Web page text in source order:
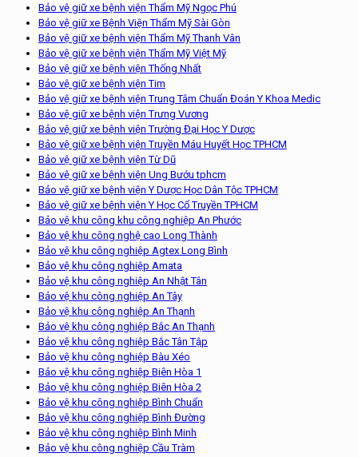
Bảo vệ giữ xe bệnh viện Thẩm Mỹ Ngọc Phú
Bảo vệ giữ xe Bệnh Viện Thẩm Mỹ Sài Gòn
Bảo vệ giữ xe bệnh viện Thẩm Mỹ Thanh Vân
Bảo vệ giữ xe bệnh viện Thẩm Mỹ Việt Mỹ
Bảo vệ giữ xe bệnh viện Thống Nhất
Bảo vệ giữ xe bệnh viện Tim
Bảo vệ giữ xe bệnh viện Trung Tâm Chuẩn Đoán Y Khoa Medic
Bảo vệ giữ xe bệnh viện Trưng Vương
Bảo vệ giữ xe bệnh viện Trường Đại Học Y Dược
Bảo vệ giữ xe bệnh viện Truyền Máu Huyết Học TPHCM
Bảo vệ giữ xe bệnh viện Từ Dũ
Bảo vệ giữ xe bệnh viện Ung Bướu tphcm
Bảo vệ giữ xe bệnh viện Y Dược Học Dân Tộc TPHCM
Bảo vệ giữ xe bệnh viện Y Học Cổ Truyền TPHCM
Bảo vệ khu công khu công nghiệp An Phước
Bảo vệ khu công nghệ cao Long Thành
Bảo vệ khu công nghiệp Agtex Long Bình
Bảo vệ khu công nghiệp Amata
Bảo vệ khu công nghiệp An Nhật Tân
Bảo vệ khu công nghiệp An Tây
Bảo vệ khu công nghiệp An Thạnh
Bảo vệ khu công nghiệp Bắc An Thạnh
Bảo vệ khu công nghiệp Bắc Tân Tập
Bảo vệ khu công nghiệp Bàu Xéo
Bảo vệ khu công nghiệp Biên Hòa 1
Bảo vệ khu công nghiệp Biên Hòa 2
Bảo vệ khu công nghiệp Bình Chuẩn
Bảo vệ khu công nghiệp Bình Đường
Bảo vệ khu công nghiệp Bình Minh
Bảo vệ khu công nghiệp Cầu Tràm